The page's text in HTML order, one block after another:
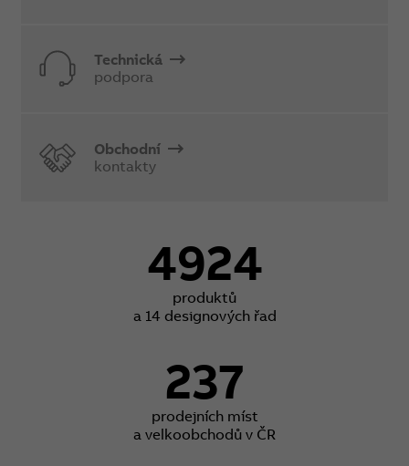
Technická
podpora
Obchodní
kontakty
4924
produktů
a 14 designových řad
237
prodejních míst
a velkoobchodů v ČR